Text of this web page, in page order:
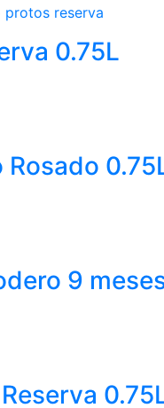
0.75L
9